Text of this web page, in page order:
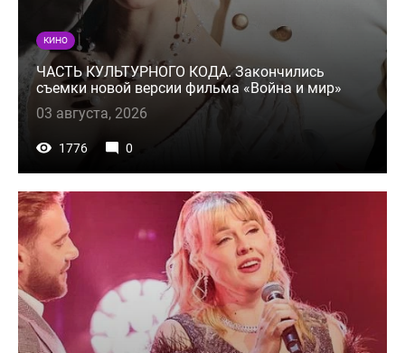
КИНО
ЧАСТЬ КУЛЬТУРНОГО КОДА. Закончились
съемки новой версии фильма «Война и мир»
03 августа, 2026
1776 0